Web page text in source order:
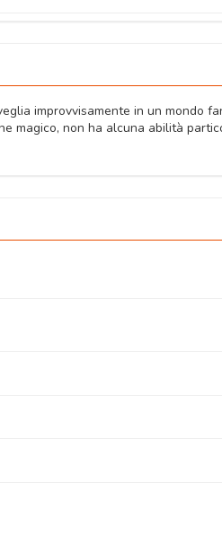
improvvisamente in un mondo
magico, non ha alcuna abilità